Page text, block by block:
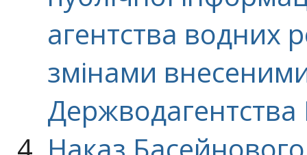
агентства водних
змінами